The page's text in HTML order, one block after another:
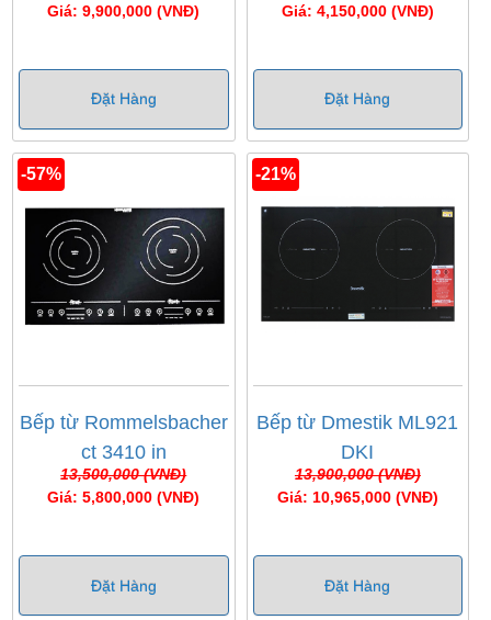
Giá: 9,900,000 (VNĐ)
Đặt Hàng
Giá: 4,150,000 (VNĐ)
Đặt Hàng
-57%
Bếp từ Rommelsbacher
ct 3410 in
13,500,000 (VNĐ)
Giá: 5,800,000 (VNĐ)
Đặt Hàng
-21%
Bếp từ Dmestik ML921
DKI
13,900,000 (VNĐ)
Giá: 10,965,000 (VNĐ)
Đặt Hàng